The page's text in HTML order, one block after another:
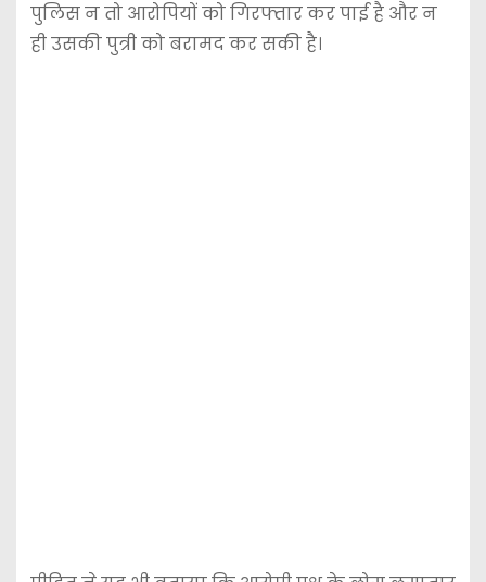
पुलिस न तो आरोपियों को गिरफ्तार कर पाई है और न
ही उसकी पुत्री को बरामद कर सकी है।